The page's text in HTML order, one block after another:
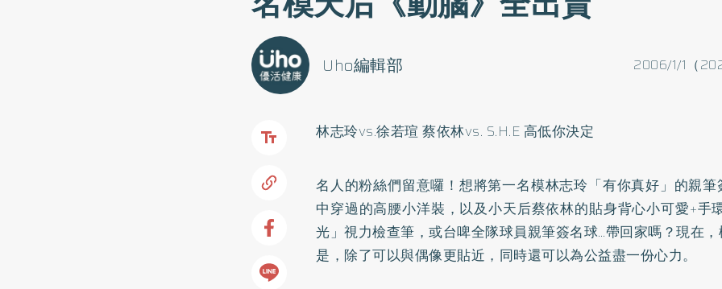
2006/1/1（
Uho編輯部
林志玲vs.徐若瑄 蔡依林vs. S.H.E 高低你決定
名人的粉絲們留意囉！想將第一名模林志玲「有你真好」的親
中穿過的高腰小洋裝，以及小天后蔡依林的貼身背心小可愛+手
光」視力檢查筆，或台啤全隊球員親筆簽名球…帶回家嗎？現在
是，除了可以與偶像更貼近，同時還可以為公益盡一份心力。